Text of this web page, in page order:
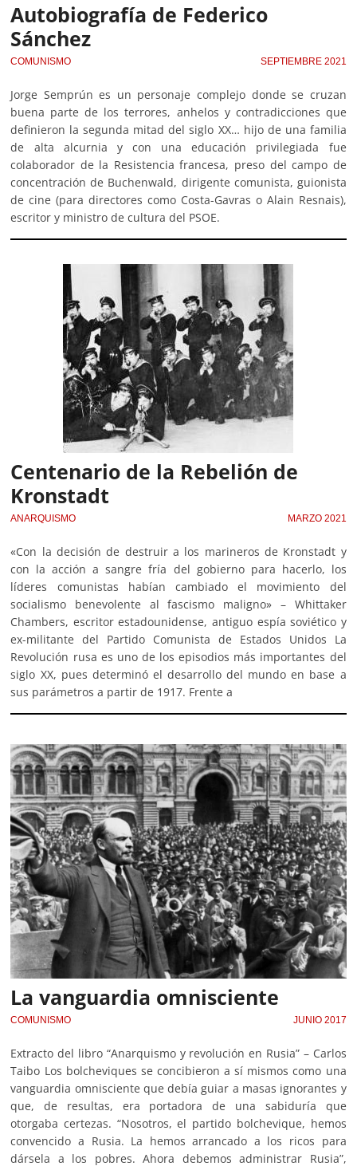
Autobiografía de Federico
Sánchez
COMUNISMO SEPTIEMBRE 2021
Jorge Semprún es un personaje complejo donde se cruzan
buena parte de los terrores, anhelos y contradicciones que
definieron la segunda mitad del siglo XX… hijo de una familia
de alta alcurnia y con una educación privilegiada fue
colaborador de la Resistencia francesa, preso del campo de
concentración de Buchenwald, dirigente comunista, guionista
de cine (para directores como Costa-Gavras o Alain Resnais),
escritor y ministro de cultura del PSOE.
Centenario de la Rebelión de
Kronstadt
ANARQUISMO MARZO 2021
«Con la decisión de destruir a los marineros de Kronstadt y
con la acción a sangre fría del gobierno para hacerlo, los
líderes comunistas habían cambiado el movimiento del
socialismo benevolente al fascismo maligno» – Whittaker
Chambers, escritor estadounidense, antiguo espía soviético y
ex-militante del Partido Comunista de Estados Unidos La
Revolución rusa es uno de los episodios más importantes del
siglo XX, pues determinó el desarrollo del mundo en base a
sus parámetros a partir de 1917. Frente a
La vanguardia omnisciente
COMUNISMO JUNIO 2017
Extracto del libro “Anarquismo y revolución en Rusia” – Carlos
Taibo Los bolcheviques se concibieron a sí mismos como una
vanguardia omnisciente que debía guiar a masas ignorantes y
que, de resultas, era portadora de una sabiduría que
otorgaba certezas. “Nosotros, el partido bolchevique, hemos
convencido a Rusia. La hemos arrancado a los ricos para
dársela a los pobres. Ahora debemos administrar Rusia”,